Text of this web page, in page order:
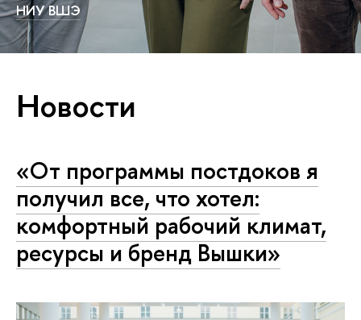
НИУ ВШЭ
Новости
«От программы постдоков я
получил все, что хотел:
комфортный рабочий климат,
ресурсы и бренд Вышки»